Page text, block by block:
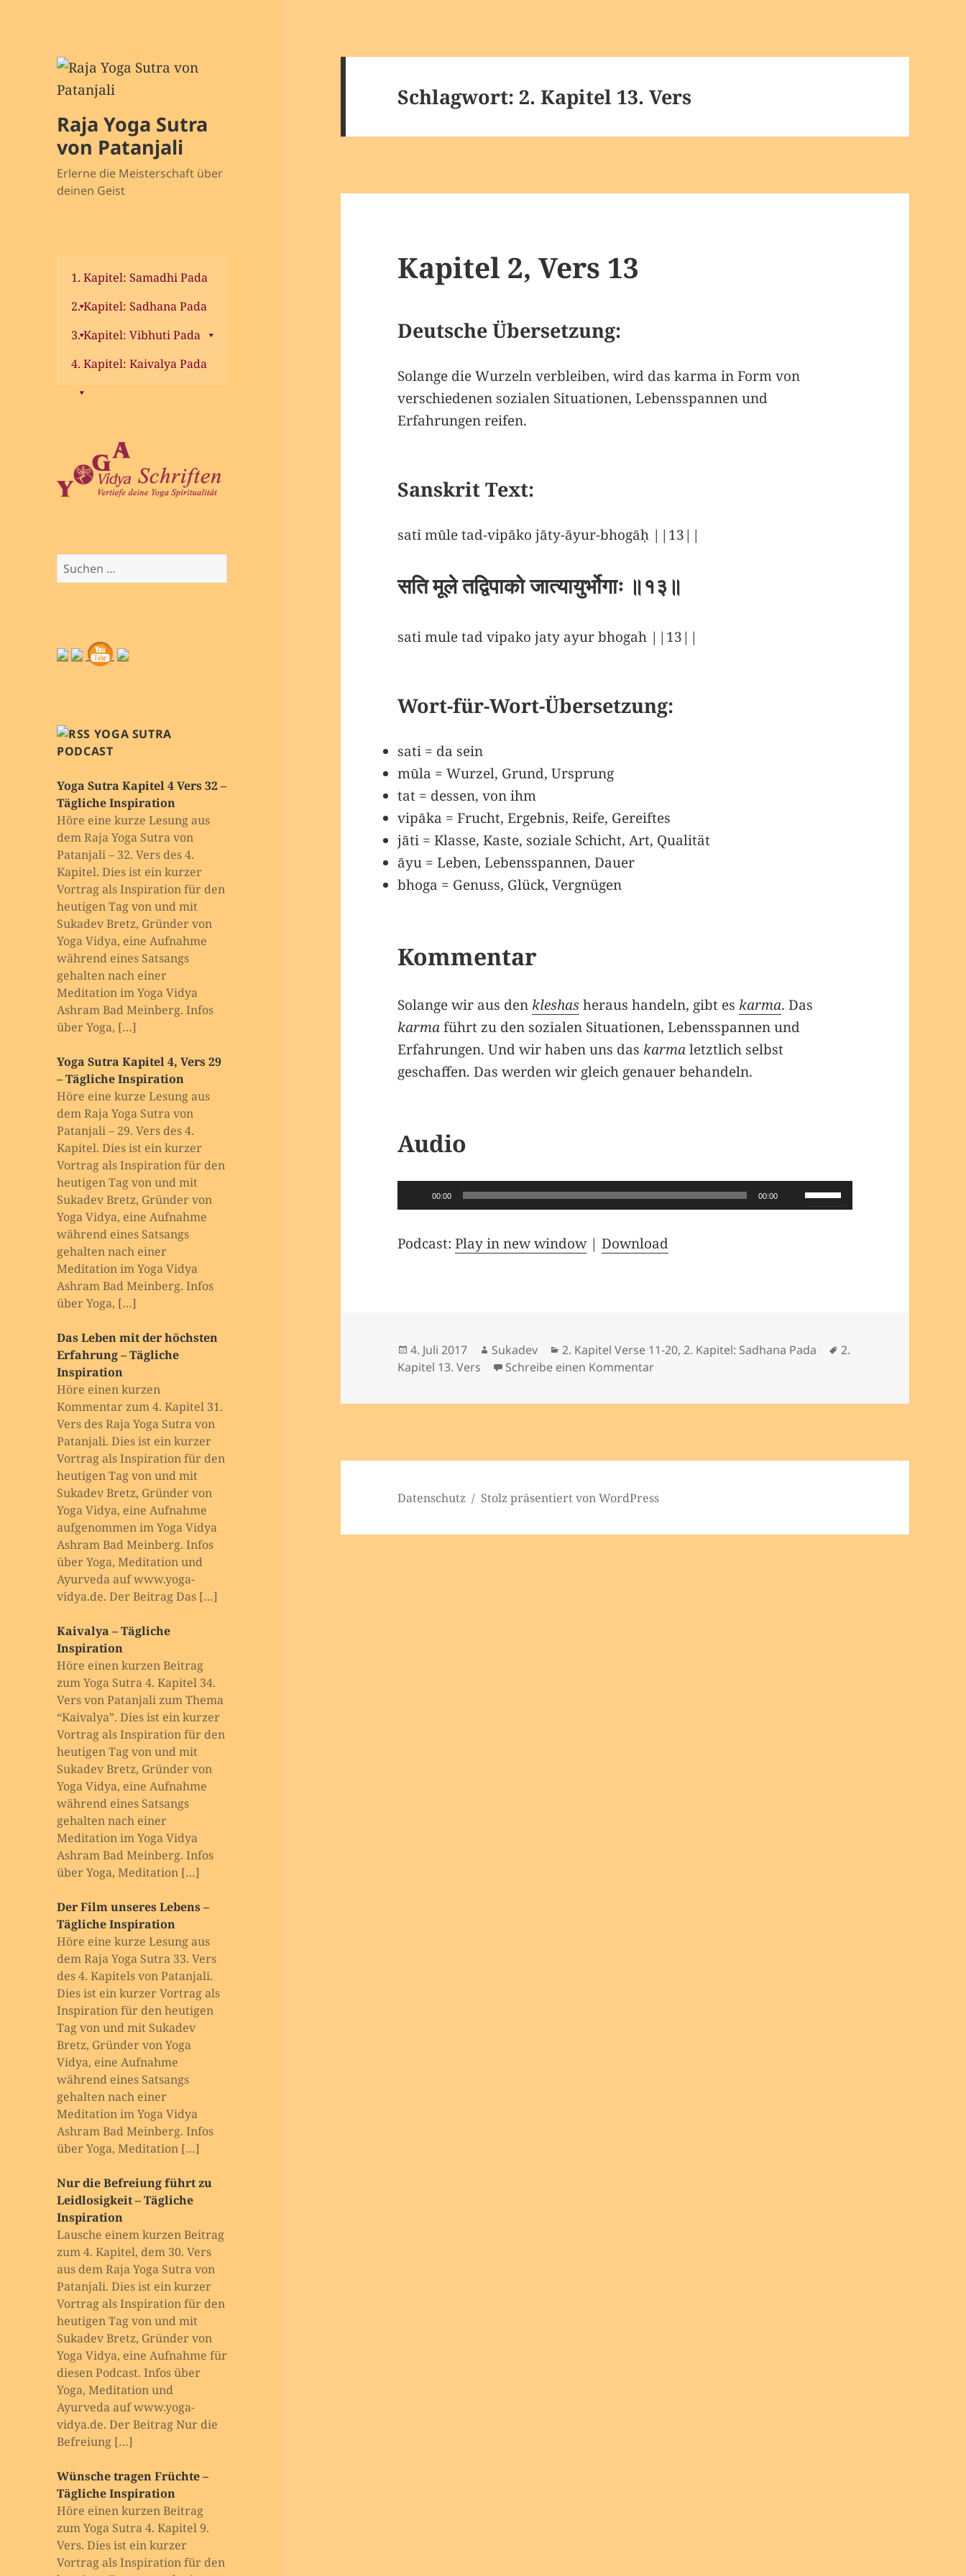
Raja Yoga Sutra
von Patanjali
Erlerne die Meisterschaft über
deinen Geist
1. Kapitel: Samadhi Pada
2. Kapitel: Sadhana Pada
3. Kapitel: Vibhuti Pada
4. Kapitel: Kaivalya Pada
Suchen
nach:
YOGA SUTRA
PODCAST
Yoga Sutra Kapitel 4 Vers 32 –
Tägliche Inspiration
Höre eine kurze Lesung aus
dem Raja Yoga Sutra von
Patanjali – 32. Vers des 4.
Kapitel. Dies ist ein kurzer
Vortrag als Inspiration für den
heutigen Tag von und mit
Sukadev Bretz, Gründer von
Yoga Vidya, eine Aufnahme
während eines Satsangs
gehalten nach einer
Meditation im Yoga Vidya
Ashram Bad Meinberg. Infos
über Yoga, […]
Yoga Sutra Kapitel 4, Vers 29
– Tägliche Inspiration
Höre eine kurze Lesung aus
dem Raja Yoga Sutra von
Patanjali – 29. Vers des 4.
Kapitel. Dies ist ein kurzer
Vortrag als Inspiration für den
heutigen Tag von und mit
Sukadev Bretz, Gründer von
Yoga Vidya, eine Aufnahme
während eines Satsangs
gehalten nach einer
Meditation im Yoga Vidya
Ashram Bad Meinberg. Infos
über Yoga, […]
Das Leben mit der höchsten
Erfahrung – Tägliche
Inspiration
Höre einen kurzen
Kommentar zum 4. Kapitel 31.
Vers des Raja Yoga Sutra von
Patanjali. Dies ist ein kurzer
Vortrag als Inspiration für den
heutigen Tag von und mit
Sukadev Bretz, Gründer von
Yoga Vidya, eine Aufnahme
aufgenommen im Yoga Vidya
Ashram Bad Meinberg. Infos
über Yoga, Meditation und
Ayurveda auf www.yoga-
vidya.de. Der Beitrag Das […]
Kaivalya – Tägliche
Inspiration
Höre einen kurzen Beitrag
zum Yoga Sutra 4. Kapitel 34.
Vers von Patanjali zum Thema
“Kaivalya”. Dies ist ein kurzer
Vortrag als Inspiration für den
heutigen Tag von und mit
Sukadev Bretz, Gründer von
Yoga Vidya, eine Aufnahme
während eines Satsangs
gehalten nach einer
Meditation im Yoga Vidya
Ashram Bad Meinberg. Infos
über Yoga, Meditation […]
Der Film unseres Lebens –
Tägliche Inspiration
Höre eine kurze Lesung aus
dem Raja Yoga Sutra 33. Vers
des 4. Kapitels von Patanjali.
Dies ist ein kurzer Vortrag als
Inspiration für den heutigen
Tag von und mit Sukadev
Bretz, Gründer von Yoga
Vidya, eine Aufnahme
während eines Satsangs
gehalten nach einer
Meditation im Yoga Vidya
Ashram Bad Meinberg. Infos
über Yoga, Meditation […]
Nur die Befreiung führt zu
Leidlosigkeit – Tägliche
Inspiration
Lausche einem kurzen Beitrag
zum 4. Kapitel, dem 30. Vers
aus dem Raja Yoga Sutra von
Patanjali. Dies ist ein kurzer
Vortrag als Inspiration für den
heutigen Tag von und mit
Sukadev Bretz, Gründer von
Yoga Vidya, eine Aufnahme für
diesen Podcast. Infos über
Yoga, Meditation und
Ayurveda auf www.yoga-
vidya.de. Der Beitrag Nur die
Befreiung […]
Wünsche tragen Früchte –
Tägliche Inspiration
Höre einen kurzen Beitrag
zum Yoga Sutra 4. Kapitel 9.
Vers. Dies ist ein kurzer
Vortrag als Inspiration für den
Schlagwort: 2. Kapitel 13. Vers
Kapitel 2, Vers 13
Deutsche Übersetzung:
Solange die Wurzeln verbleiben, wird das karma in Form von
verschiedenen sozialen Situationen, Lebensspannen und
Erfahrungen reifen.
Sanskrit Text:
sati mūle tad-vipāko jāty-āyur-bhogāḥ ||13||
सति मूले तद्विपाको जात्यायुर्भोगाः ॥१३॥
sati mule tad vipako jaty ayur bhogah ||13||
Wort-für-Wort-Übersetzung:
sati = da sein
mūla = Wurzel, Grund, Ursprung
tat = dessen, von ihm
vipāka = Frucht, Ergebnis, Reife, Gereiftes
jāti = Klasse, Kaste, soziale Schicht, Art, Qualität
āyu = Leben, Lebensspannen, Dauer
bhoga = Genuss, Glück, Vergnügen
Kommentar
Solange wir aus den kleshasheraus handeln, gibt es karma. Das
karmaführt zu den sozialen Situationen, Lebensspannen und
Erfahrungen. Und wir haben uns das karmaletztlich selbst
geschaffen. Das werden wir gleich genauer behandeln.
Audio
Audio-
Player
00:00 00:00
Pfeiltasten
Hoch/Runter
regeln.
Podcast:Play in new window|Download
Veröffentlicht
am
4. Juli 2017 Autor
Sukadev Kategorien
2. Kapitel Verse 11-20,2. Kapitel: Sadhana Pada Schlagwörter
2.
Kapitel 13. Vers
Schreibe einen Kommentarzu Kapitel 2, Vers 13
Datenschutz Stolz präsentiert von WordPress